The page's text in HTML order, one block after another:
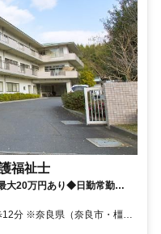
福祉士
大20万円あり◆日勤常勤
・橿原
歌山県橋本市など 奈良県